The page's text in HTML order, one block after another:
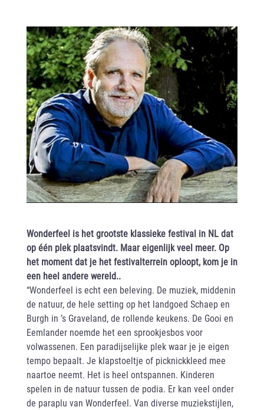
Wonderfeel is het grootste klassieke festival in NL dat
op één plek plaatsvindt. Maar eigenlijk veel meer. Op
het moment dat je het festivalterrein oploopt, kom je in
een heel andere wereld..
“Wonderfeel is echt een beleving. De muziek, middenin
de natuur, de hele setting op het landgoed Schaep en
Burgh in ’s Graveland, de rollende keukens. De Gooi en
Eemlander noemde het een sprookjesbos voor
volwassenen. Een paradijselijke plek waar je je eigen
tempo bepaalt. Je klapstoeltje of picknickkleed mee
naartoe neemt. Het is heel ontspannen. Kinderen
spelen in de natuur tussen de podia. Er kan veel onder
de paraplu van Wonderfeel. Van diverse muziekstijlen,